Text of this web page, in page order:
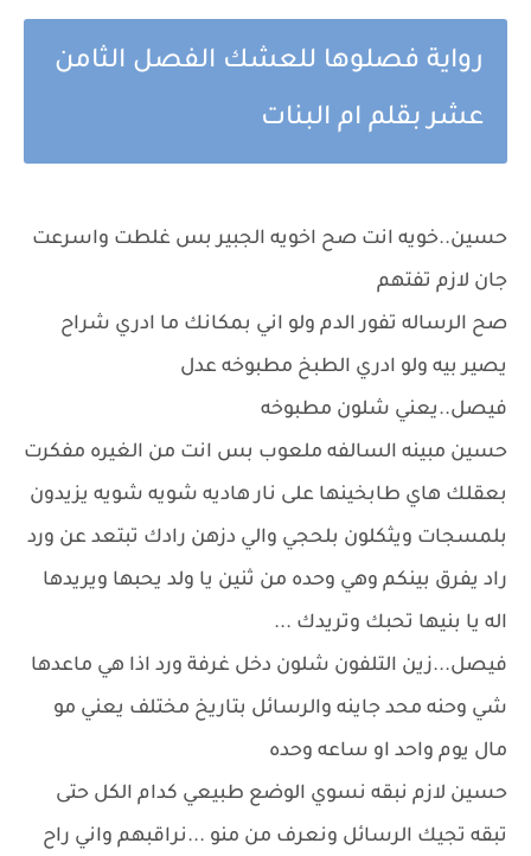
رواية فصلوها للعشك الفصل الثامن
عشر بقلم ام البنات
حسين..خويه انت صح اخويه الجبير بس غلطت واسرعت
جان لازم تفتهم
صح الرساله تفور الدم ولو اني بمكانك ما ادري شراح
يصير بيه ولو ادري الطبخ مطبوخه عدل
فيصل..يعني شلون مطبوخه
حسين مبينه السالفه ملعوب بس انت من الغيره مفكرت
بعقلك هاي طابخينها على نار هاديه شويه شويه يزيدون
بلمسجات ويثكلون بلحجي والي دزهن رادك تبتعد عن ورد
راد يفرق بينكم وهي وحده من ثنين يا ولد يحبها ويريدها
اله يا بنيها تحبك وتريدك ...
فيصل...زين التلفون شلون دخل غرفة ورد اذا هي ماعدها
شي وحنه محد جاينه والرسائل بتاريخ مختلف يعني مو
مال يوم واحد او ساعه وحده
حسين لازم نبقه نسوي الوضع طبيعي كدام الكل حتى
تبقه تجيك الرسائل ونعرف من منو ...نراقبهم واني راح